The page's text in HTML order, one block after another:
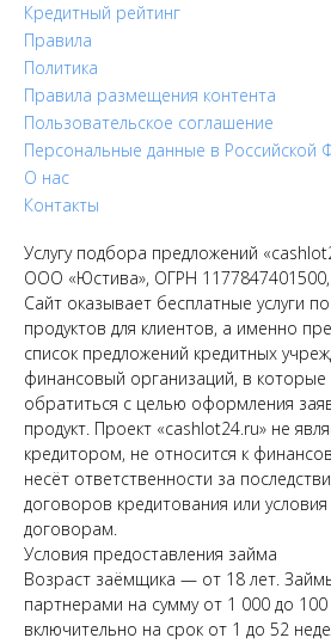
Кредитный рейтинг
Правила
Политика
Правила размещения контента
Пользовательское соглашение
Персональные данные в Российской
О нас
Контакты
Услугу подбора предложений
ООО «Юстива», ОГРН
Сайт оказывает бесплатные услуги
продуктов для клиентов, а именно
список предложений кредитных
финансовый организаций, в которые
обратиться с целью оформления
продукт. Проект «cashlot24.ru» не
кредитором, не относится к
несёт ответственности за
договоров кредитования или
договорам.
Условия предоставления займа
Возраст заёмщика — от 18 лет.
партнерами на сумму от 1 000 до
включительно на срок от 1 до 52